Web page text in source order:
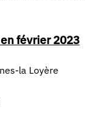
février 2023
la Loyère